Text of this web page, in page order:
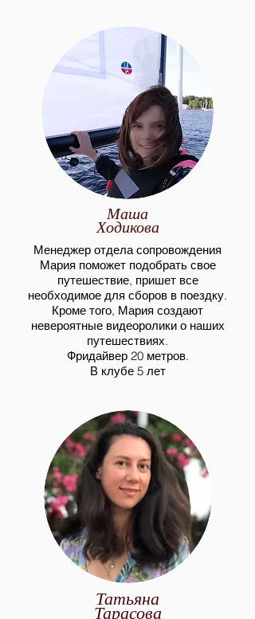
Маша
Ходикова
Менеджер отдела сопровождения
Мария поможет подобрать свое
путешествие, пришет все
необходимое для сборов в поездку.
Кроме того, Мария создают
невероятные видеоролики о наших
путешествиях.
Фридайвер 20 метров.
В клубе 5 лет
Татьяна
Тарасова